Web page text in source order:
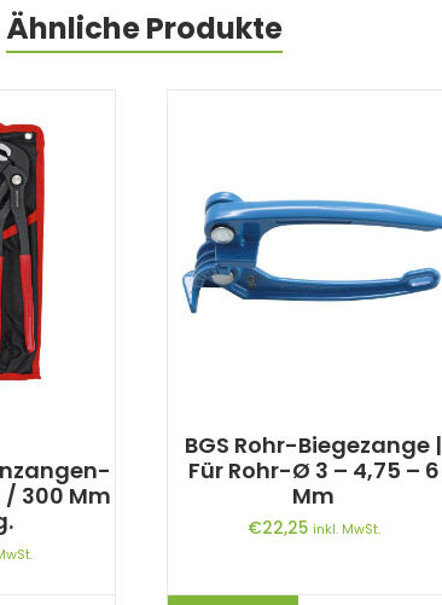
Ähnliche Produkte
/ 300 Mm
BGS Rohr-Biegezange |
Für Rohr-Ø 3 – 4,75 – 6
Mm
€22,25 inkl. MwSt.